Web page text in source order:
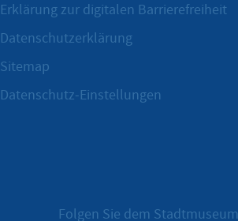
Erklärung zur digitalen Barrierefreiheit
Datenschutzerklärung
Sitemap
Datenschutz-Einstellungen
Folgen Sie dem Stadtmuseum